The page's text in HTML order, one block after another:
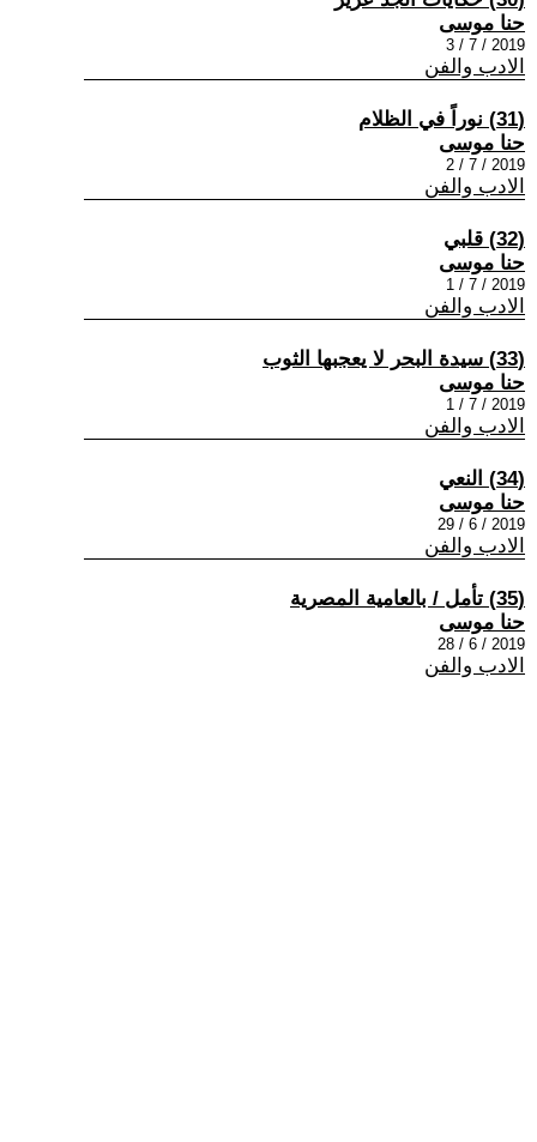
حنا موسى
2019 / 7 / 3
الادب والفن
(31) نوراً في الظلام
حنا موسى
2019 / 7 / 2
الادب والفن
(32) قلبي
حنا موسى
2019 / 7 / 1
الادب والفن
(33) سيدة البحر لا يعجبها الثوب
حنا موسى
2019 / 7 / 1
الادب والفن
(34) النعي
حنا موسى
2019 / 6 / 29
الادب والفن
(35) تأمل / بالعامية المصرية
حنا موسى
2019 / 6 / 28
الادب والفن